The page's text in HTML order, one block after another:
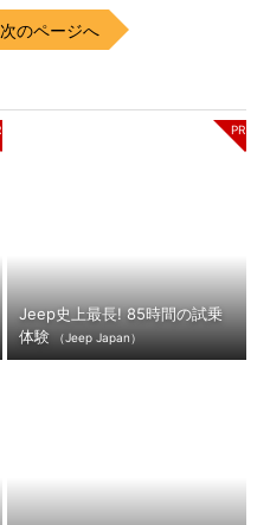
次のページへ
Jeep史上最長! 85時間の試乗
体験
（Jeep Japan）